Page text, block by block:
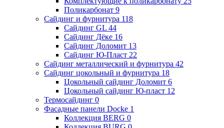
Поликарбонат 9
Сайдинг и фурнитура 118
Сайдинг GL 44
Сайдинг Дёке 16
Сайдинг Доломит 13
Сайдинг Ю-Пласт 22
Сайдинг металлический и фурнитура 42
Сайдинг цокольный и фурнитура 18
Цокольный сайдинг Доломит 6
Цокольный сайдинг Ю-пласт 12
Термосайдинг 0
Фасадные панели Docke 1
Коллекция BERG 0